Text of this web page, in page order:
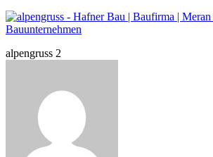
alpengruss 2